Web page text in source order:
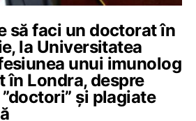
să faci un doctorat în
la Universitatea
unui imunolog
în Londra, despre
și plagiate